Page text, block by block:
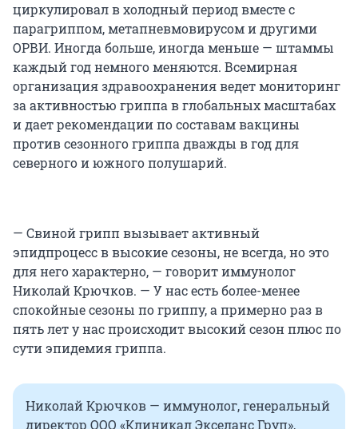
циркулировал в холодный период вместе с
парагриппом, метапневмовирусом и другими
ОРВИ. Иногда больше, иногда меньше — штаммы
каждый год немного меняются. Всемирная
организация здравоохранения ведет мониторинг
за активностью гриппа в глобальных масштабах
и дает рекомендации по составам вакцины
против сезонного гриппа дважды в год для
северного и южного полушарий.
— Свиной грипп вызывает активный
эпидпроцесс в высокие сезоны, не всегда, но это
для него характерно, — говорит иммунолог
Николай Крючков. — У нас есть более-менее
спокойные сезоны по гриппу, а примерно раз в
пять лет у нас происходит высокий сезон плюс по
сути эпидемия гриппа.
Николай Крючков — иммунолог, генеральный
директор ООО «Клиникал Экселанс Груп»,